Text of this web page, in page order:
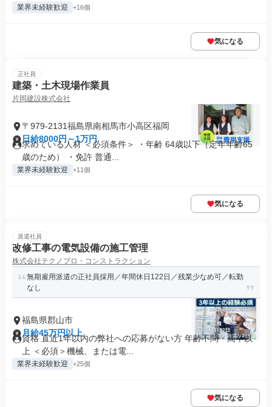
業界未経験歓迎 +16個
気になる
正社員
建築・土木現場作業員
片岡建設株式会社
〒979-2131福島県南相馬市小高区福岡
日給8000円～1万円
求めている人材 ＜必須条件＞ ・年齢 64歳以下（定年年齢65
歳のため） ・免許 普通...
業界未経験歓迎 +11個
気になる
派遣社員
改修工事の電気設備の施工管理
株式会社テクノプロ・コンストラクション
無期雇用派遣の正社員採用／年間休日122日／残業少なめ可／転勤
なし
福島県郡山市
月給45万円以上
資格 直近1年以内の弊社への応募がない方 年齢不問・高卒以
上 ＜必須＞機械、または電...
業界未経験歓迎 +25個
気になる